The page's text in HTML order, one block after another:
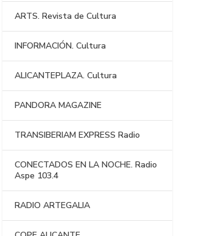
ARTS. Revista de Cultura
INFORMACIÓN. Cultura
ALICANTEPLAZA. Cultura
PANDORA MAGAZINE
TRANSIBERIAM EXPRESS Radio
CONECTADOS EN LA NOCHE. Radio
Aspe 103.4
RADIO ARTEGALIA